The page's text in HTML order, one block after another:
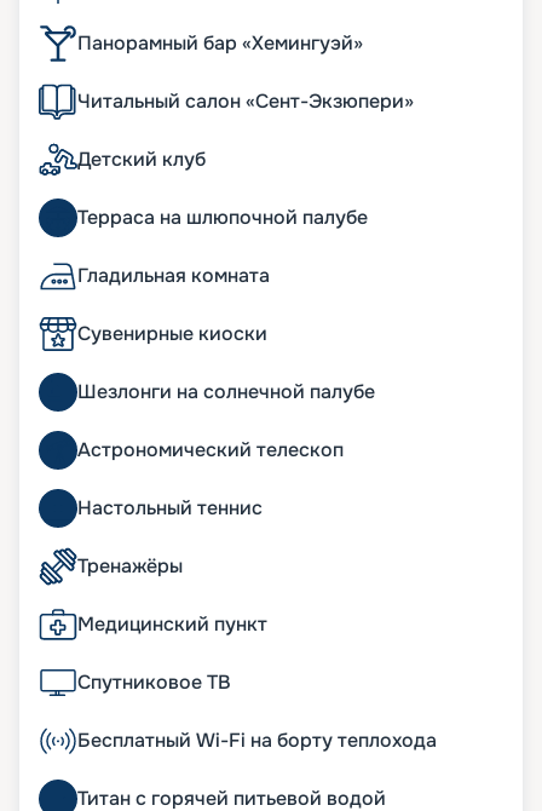
Панорамный бар «Хемингуэй»
Читальный салон «Сент-Экзюпери»
Детский клуб
Терраса на шлюпочной палубе
Гладильная комната
Сувенирные киоски
Шезлонги на солнечной палубе
Астрономический телескоп
Настольный теннис
Тренажёры
Медицинский пункт
Спутниковое ТВ
Бесплатный Wi-Fi на борту теплохода
Титан с горячей питьевой водой